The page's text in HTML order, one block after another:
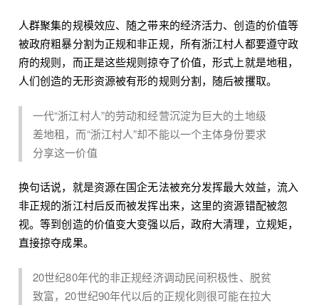
人群聚集的规模效应、随之带来的经济活力、创造的价值等
被政府粗暴分割为正规和非正规，所有浙江村人都要遵守政
府的规则，而正是这些规则掠夺了价值，形式上就是地租，
人们创造的无形资源被有形的规则分割，随后被攫取。
一代“浙江村人”的劳动和经营沉淀为巨大的土地级
差地租，而“浙江村人”却不能以一个主体身份要求
分享这一价值
换句话说，就是资源在国企无法被充分发挥最大效益，流入
非正规的浙江村后反而被发挥出来，这里的资源错配被忽
视。等到创造的价值变大变强以后，政府大清理，立规矩，
直接掠夺成果。
20世纪80年代的非正规经济调动民间积极性、脱贫
致富，20世纪90年代以后的正规化则很可能在拉大